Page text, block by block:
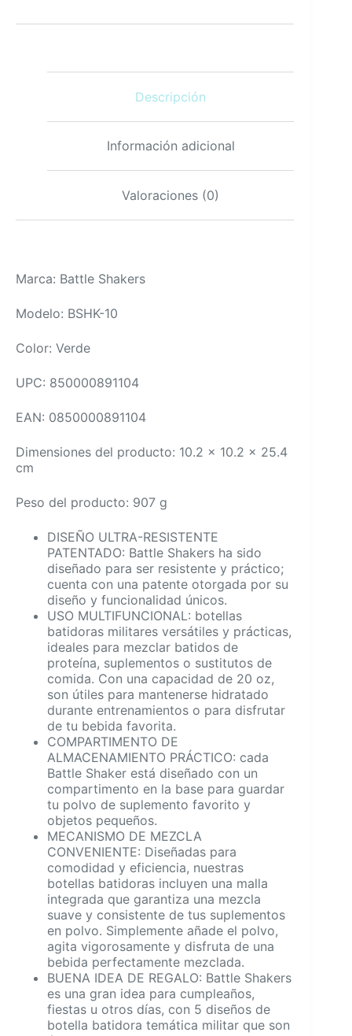
batidor
cantidad
Descripción
Información adicional
Valoraciones (0)
Marca: Battle Shakers
Modelo: BSHK-10
Color: Verde
UPC: 850000891104
EAN: 0850000891104
Dimensiones del producto: 10.2 x 10.2 x 25.4
cm
Peso del producto: 907 g
DISEÑO ULTRA-RESISTENTE
PATENTADO: Battle Shakers ha sido
diseñado para ser resistente y práctico;
cuenta con una patente otorgada por su
diseño y funcionalidad únicos.
USO MULTIFUNCIONAL: botellas
batidoras militares versátiles y prácticas,
ideales para mezclar batidos de
proteína, suplementos o sustitutos de
comida. Con una capacidad de 20 oz,
son útiles para mantenerse hidratado
durante entrenamientos o para disfrutar
de tu bebida favorita.
COMPARTIMENTO DE
ALMACENAMIENTO PRÁCTICO: cada
Battle Shaker está diseñado con un
compartimento en la base para guardar
tu polvo de suplemento favorito y
objetos pequeños.
MECANISMO DE MEZCLA
CONVENIENTE: Diseñadas para
comodidad y eficiencia, nuestras
botellas batidoras incluyen una malla
integrada que garantiza una mezcla
suave y consistente de tus suplementos
en polvo. Simplemente añade el polvo,
agita vigorosamente y disfruta de una
bebida perfectamente mezclada.
BUENA IDEA DE REGALO: Battle Shakers
es una gran idea para cumpleaños,
fiestas u otros días, con 5 diseños de
botella batidora temática militar que son